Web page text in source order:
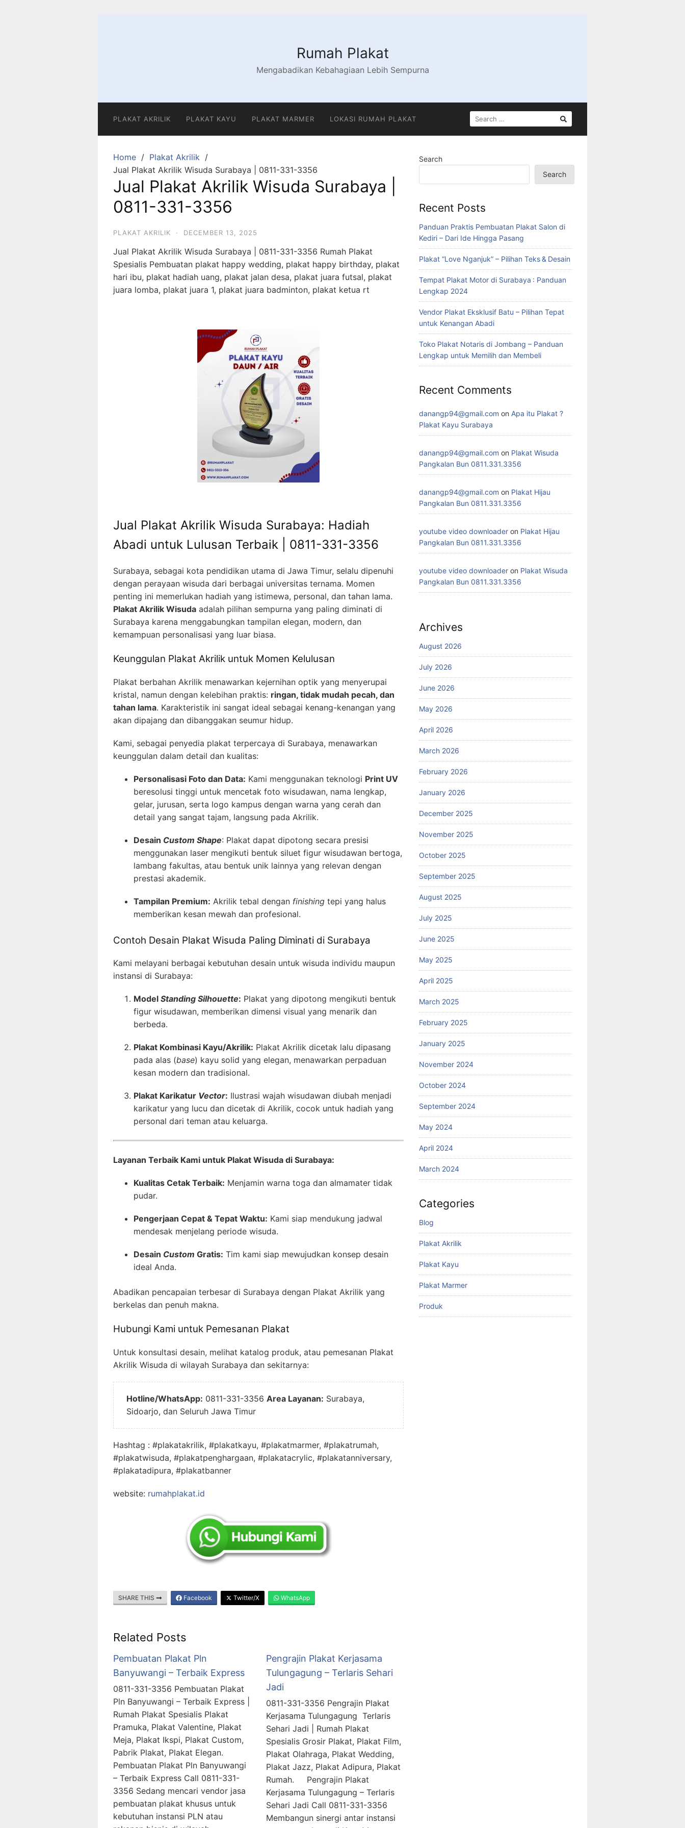
Rumah Plakat
Mengabadikan Kebahagiaan Lebih Sempurna
PLAKAT AKRILIK PLAKAT KAYU PLAKAT MARMER LOKASI RUMAH PLAKAT
SEARCH
FOR:
Home
Plakat Akrilik
Jual Plakat Akrilik Wisuda Surabaya | 0811-331-3356
Jual Plakat Akrilik Wisuda Surabaya |
0811-331-3356
PLAKAT AKRILIK · DECEMBER 13, 2025
Jual Plakat Akrilik Wisuda Surabaya | 0811-331-3356 Rumah Plakat
Spesialis Pembuatan plakat happy wedding, plakat happy birthday, plakat
hari ibu, plakat hadiah uang, plakat jalan desa, plakat juara futsal, plakat
juara lomba, plakat juara 1, plakat juara badminton, plakat ketua rt
Jual Plakat Akrilik Wisuda Surabaya: Hadiah
Abadi untuk Lulusan Terbaik | 0811-331-3356
Surabaya, sebagai kota pendidikan utama di Jawa Timur, selalu dipenuhi
dengan perayaan wisuda dari berbagai universitas ternama. Momen
penting ini memerlukan hadiah yang istimewa, personal, dan tahan lama.
Plakat Akrilik Wisuda adalah pilihan sempurna yang paling diminati di
Surabaya karena menggabungkan tampilan elegan, modern, dan
kemampuan personalisasi yang luar biasa.
Keunggulan Plakat Akrilik untuk Momen Kelulusan
Plakat berbahan Akrilik menawarkan kejernihan optik yang menyerupai
kristal, namun dengan kelebihan praktis: ringan, tidak mudah pecah, dan
tahan lama. Karakteristik ini sangat ideal sebagai kenang-kenangan yang
akan dipajang dan dibanggakan seumur hidup.
Kami, sebagai penyedia plakat terpercaya di Surabaya, menawarkan
keunggulan dalam detail dan kualitas:
Personalisasi Foto dan Data: Kami menggunakan teknologi Print UV
beresolusi tinggi untuk mencetak foto wisudawan, nama lengkap,
gelar, jurusan, serta logo kampus dengan warna yang cerah dan
detail yang sangat tajam, langsung pada Akrilik.
Desain Custom Shape: Plakat dapat dipotong secara presisi
menggunakan laser mengikuti bentuk siluet figur wisudawan bertoga,
lambang fakultas, atau bentuk unik lainnya yang relevan dengan
prestasi akademik.
Tampilan Premium: Akrilik tebal dengan finishing tepi yang halus
memberikan kesan mewah dan profesional.
Contoh Desain Plakat Wisuda Paling Diminati di Surabaya
Kami melayani berbagai kebutuhan desain untuk wisuda individu maupun
instansi di Surabaya:
Model Standing Silhouette: Plakat yang dipotong mengikuti bentuk
figur wisudawan, memberikan dimensi visual yang menarik dan
berbeda.
Plakat Kombinasi Kayu/Akrilik: Plakat Akrilik dicetak lalu dipasang
pada alas (base) kayu solid yang elegan, menawarkan perpaduan
kesan modern dan tradisional.
Plakat Karikatur Vector: Ilustrasi wajah wisudawan diubah menjadi
karikatur yang lucu dan dicetak di Akrilik, cocok untuk hadiah yang
personal dari teman atau keluarga.
Layanan Terbaik Kami untuk Plakat Wisuda di Surabaya:
Kualitas Cetak Terbaik: Menjamin warna toga dan almamater tidak
pudar.
Pengerjaan Cepat & Tepat Waktu: Kami siap mendukung jadwal
mendesak menjelang periode wisuda.
Desain Custom Gratis: Tim kami siap mewujudkan konsep desain
ideal Anda.
Abadikan pencapaian terbesar di Surabaya dengan Plakat Akrilik yang
berkelas dan penuh makna.
Hubungi Kami untuk Pemesanan Plakat
Untuk konsultasi desain, melihat katalog produk, atau pemesanan Plakat
Akrilik Wisuda di wilayah Surabaya dan sekitarnya:
Hotline/WhatsApp: 0811-331-3356 Area Layanan: Surabaya,
Sidoarjo, dan Seluruh Jawa Timur
Hashtag : #plakatakrilik, #plakatkayu, #plakatmarmer, #plakatrumah,
#plakatwisuda, #plakatpenghargaan, #plakatacrylic, #plakatanniversary,
#plakatadipura, #plakatbanner
website: rumahplakat.id
SHARE THIS Facebook Twitter/X WhatsApp
Related Posts
Pembuatan Plakat Pln
Banyuwangi – Terbaik Express
0811-331-3356 Pembuatan Plakat
Pln Banyuwangi – Terbaik Express |
Rumah Plakat Spesialis Plakat
Pramuka, Plakat Valentine, Plakat
Meja, Plakat Ikspi, Plakat Custom,
Pabrik Plakat, Plakat Elegan.
Pembuatan Plakat Pln Banyuwangi
– Terbaik Express Call 0811-331-
3356 Sedang mencari vendor jasa
pembuatan plakat khusus untuk
kebutuhan instansi PLN atau
Pengrajin Plakat Kerjasama
Tulungagung – Terlaris Sehari
Jadi
0811-331-3356 Pengrajin Plakat
Kerjasama Tulungagung Terlaris
Sehari Jadi | Rumah Plakat
Spesialis Grosir Plakat, Plakat Film,
Plakat Olahraga, Plakat Wedding,
Plakat Jazz, Plakat Adipura, Plakat
Rumah. Pengrajin Plakat
Kerjasama Tulungagung – Terlaris
Sehari Jadi Call 0811-331-3356
Membangun sinergi antar instansi
Search
Search
Recent Posts
Panduan Praktis Pembuatan Plakat Salon di
Kediri – Dari Ide Hingga Pasang
Plakat “Love Nganjuk” – Pilihan Teks & Desain
Tempat Plakat Motor di Surabaya : Panduan
Lengkap 2024
Vendor Plakat Eksklusif Batu – Pilihan Tepat
untuk Kenangan Abadi
Toko Plakat Notaris di Jombang – Panduan
Lengkap untuk Memilih dan Membeli
Recent Comments
danangp94@gmail.com on Apa itu Plakat ?
Plakat Kayu Surabaya
danangp94@gmail.com on Plakat Wisuda
Pangkalan Bun 0811.331.3356
danangp94@gmail.com on Plakat Hijau
Pangkalan Bun 0811.331.3356
youtube video downloader on Plakat Hijau
Pangkalan Bun 0811.331.3356
youtube video downloader on Plakat Wisuda
Pangkalan Bun 0811.331.3356
Archives
August 2026
July 2026
June 2026
May 2026
April 2026
March 2026
February 2026
January 2026
December 2025
November 2025
October 2025
September 2025
August 2025
July 2025
June 2025
May 2025
April 2025
March 2025
February 2025
January 2025
November 2024
October 2024
September 2024
May 2024
April 2024
March 2024
Categories
Blog
Plakat Akrilik
Plakat Kayu
Plakat Marmer
Produk